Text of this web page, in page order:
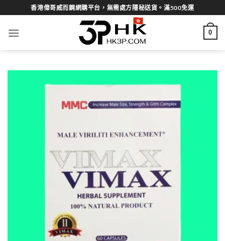
to
content
香港偉哥威而鋼網購平台，無需處方隱秘送貨。滿500免運
0